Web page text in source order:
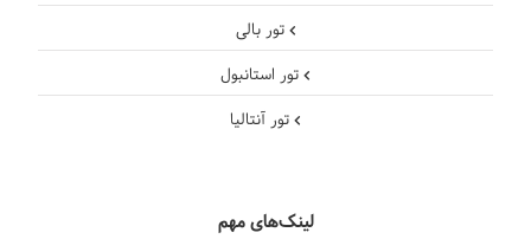
تور بالی
تور استانبول
تور آنتالیا
لینک‌های مهم